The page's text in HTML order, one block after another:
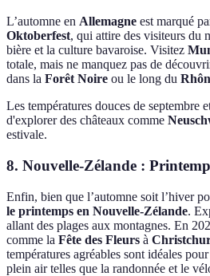
L’automne en Allemagne est marqué
Oktoberfest, qui attire des visiteurs du
bière et la culture bavaroise. Visitez
totale, mais ne manquez pas de
dans la Forêt Noire ou le long du
Les températures douces de septembre
d'explorer des châteaux comme
estivale.
8. Nouvelle-Zélande :
Enfin, bien que l’automne soit l’hiver
le printemps en Nouvelle-Zélande.
allant des plages aux montagnes. En
comme la Fête des Fleurs à
températures agréables sont idéales
plein air telles que la randonnée et le